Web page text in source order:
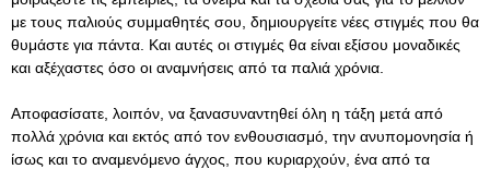
με τους παλιούς συμμαθητές σου, δημιουργείτε νέες στιγμές που θα
θυμάστε για πάντα. Και αυτές οι στιγμές θα είναι εξίσου μοναδικές
και αξέχαστες όσο οι αναμνήσεις από τα παλιά χρόνια.
Αποφασίσατε, λοιπόν, να ξανασυναντηθεί όλη η τάξη μετά από
πολλά χρόνια και εκτός από τον ενθουσιασμό, την ανυπομονησία ή
ίσως και το αναμενόμενο άγχος, που κυριαρχούν, ένα από τα